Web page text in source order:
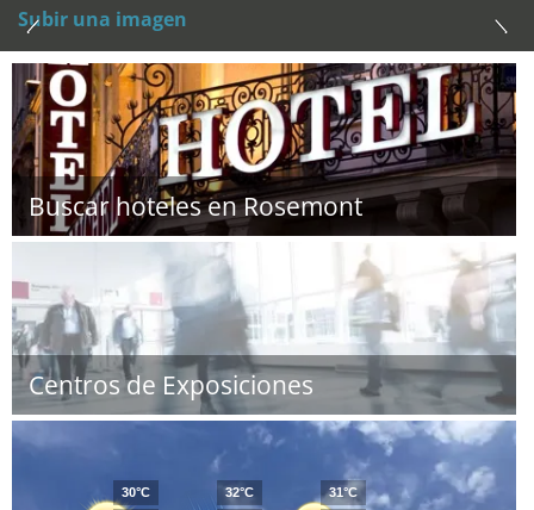
Subir una imagen
Buscar hoteles en Rosemont
Centros de Exposiciones
30°C 32°C 31°C